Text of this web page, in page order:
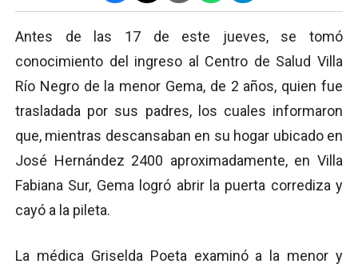
Antes de las 17 de este jueves, se tomó
conocimiento del ingreso al Centro de Salud Villa
Río Negro de la menor Gema, de 2 años, quien fue
trasladada por sus padres, los cuales informaron
que, mientras descansaban en su hogar ubicado en
José Hernández 2400 aproximadamente, en Villa
Fabiana Sur, Gema logró abrir la puerta corrediza y
cayó a la pileta.
La médica Griselda Poeta examinó a la menor y